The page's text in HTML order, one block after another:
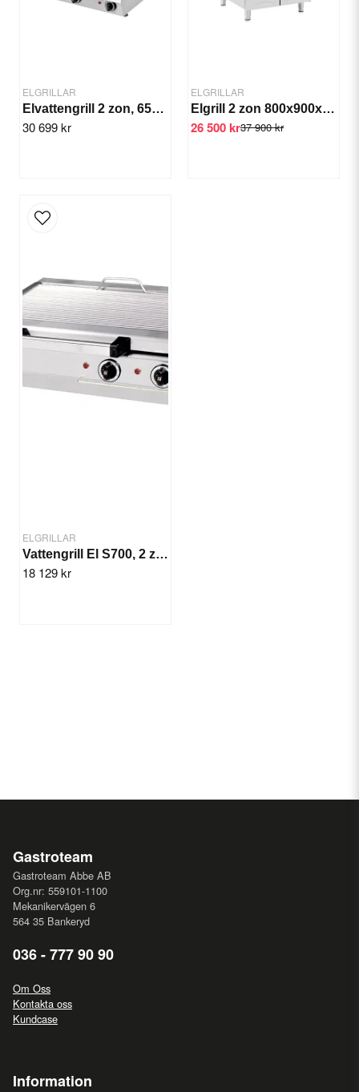
ELGRILLAR
Elvattengrill 2 zon, 65x70x30 cm
30 699 kr
ELGRILLAR
Elgrill 2 zon 800x900x850 mm
37 900 kr
26 500 kr
ELGRILLAR
Vattengrill El S700, 2 zon, 11,1 kW
18 129 kr
Gastroteam
Gastroteam Abbe AB
Org.nr: 559101-1100
Mekanikervägen 6
564 35 Bankeryd
036 - 777 90 90
Om Oss
Kontakta oss
Kundcase
Information